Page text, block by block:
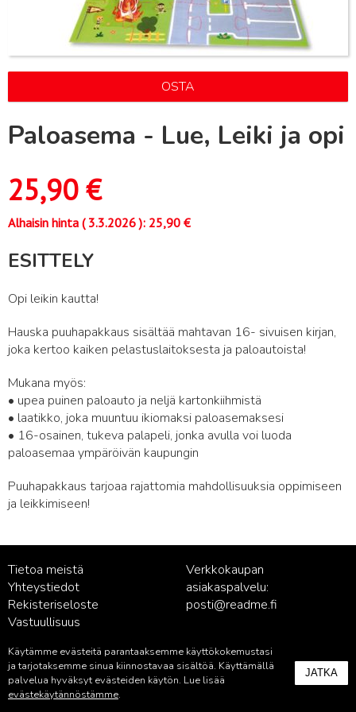
OSTA
Paloasema - Lue, Leiki ja opi
25,90€
Alhaisin hinta (3.3.2026): 25,90 €
ESITTELY
Opi leikin kautta!
Hauska puuhapakkaus sisältää mahtavan 16- sivuisen kirjan,
joka kertoo kaiken pelastuslaitoksesta ja paloautoista!
Mukana myös:
• upea puinen paloauto ja neljä kartonkiihmistä
• laatikko, joka muuntuu ikiomaksi paloasemaksesi
• 16-osainen, tukeva palapeli, jonka avulla voi luoda
paloasemaa ympäröivän kaupungin
Puuhapakkaus tarjoaa rajattomia mahdollisuuksia oppimiseen
ja leikkimiseen!
Tietoa meistä
Yhteystiedot
Rekisteriseloste
Vastuullisuus
Verkkokaupan
asiakaspalvelu:
posti@readme.fi
Kustantamon asiakaspalvelu:
palvelu@readme.fi
Käytämme evästeitä parantaaksemme käyttökokemustasi
ja tarjotaksemme sinua kiinnostavaa sisältöä. Käyttämällä
palvelua hyväksyt evästeiden käytön. Lue lisää
evästekäytännöstämme.
JATKA